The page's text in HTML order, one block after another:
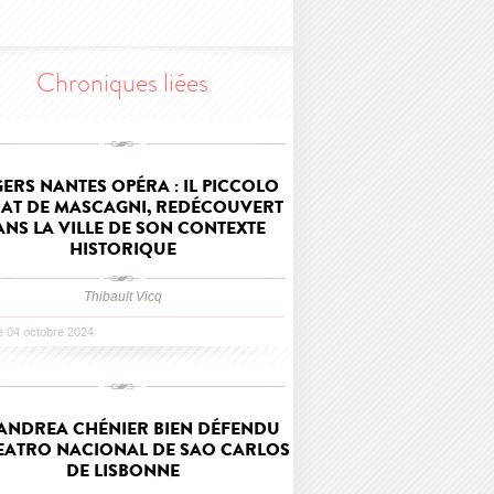
Chroniques liées
NANTES OPÉRA : IL PICCOLO
DE MASCAGNI, REDÉCOUVERT
LA VILLE DE SON CONTEXTE
HISTORIQUE
Thibault Vicq
04 octobre 2024
CHÉNIER BIEN DÉFENDU
NACIONAL DE SAO CARLOS
DE LISBONNE